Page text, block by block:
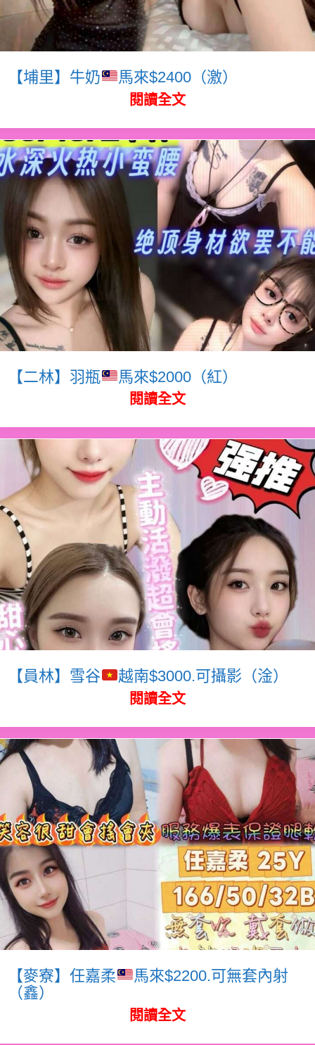
【埔里】牛奶 馬來$2400（激）
閱讀全文
【二林】羽瓶 馬來$2000（紅）
閱讀全文
【員林】雪谷 越南$3000.可攝影（淦）
閱讀全文
【麥寮】任嘉柔
馬來$2200.可無套內射
（鑫）
閱讀全文